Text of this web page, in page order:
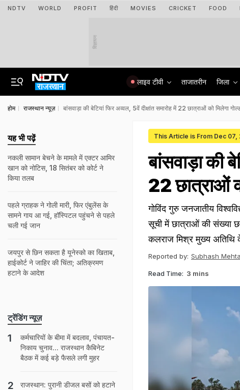
NDTV WORLD PROFIT हिंदी MOVIES CRICKET FOOD
विज्ञापन
लाइव टीवी ताजातरीन जिला
होम राजस्थान न्यूज़ बांसवाड़ा की बेटियां फिर अव्वल, 5वें दीक्षांत समारोह में 22 छात्राओं को मिलेगा
This Article is From Dec 07,
बांसवाड़ा की
22 छात्राओं
गोविंद गुरु जनजातीय
सूची में छात्राओं की संख्या
कलराज मिश्र मुख्य अतिथि
Reported by: Subhash Mehta
Read Time: 3 mins
यह भी पढ़ें
नकली सामान बेचने के मामले में एक्टर आमिर
खान को नोटिस, 18 सितंबर को कोर्ट ने
किया तलब
पहले ग्राहक ने गोली मारी, फिर एंबुलेंस के
सामने गाय आ गई, हॉस्पिटल पहुंचने से पहले
चली गई जान
जयपुर से छ‍ि‍न सकता है यूनेस्‍को का ख‍िताब,
हाईकोर्ट ने जाह‍िर की च‍िंता; अत‍िक्रमण
हटाने के आदेश
ट्रेंडिंग न्यूज़
कर्मचारियों के बीमा में बदलाव, पंचायत-
निकाय चुनाव... राजस्थान कैबिनेट
बैठक में कई बड़े फैसले लगी मुहर
राजस्थान: पुरानी डीजल बसों को हटाने